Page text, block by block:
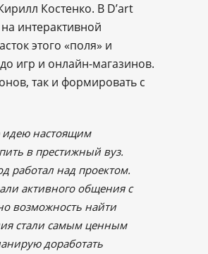
Костенко. В D’art
интерактивной
этого «поля» и
игр и онлайн-магазинов.
так и формировать с
идею настоящим
в престижный вуз.
работал над проектом.
активного общения с
возможность найти
стали самым ценным
доработать